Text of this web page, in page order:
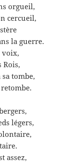
orgueil,
cercueil,
la guerre.
voix,
Rois,
tombe,
légers,
assez,